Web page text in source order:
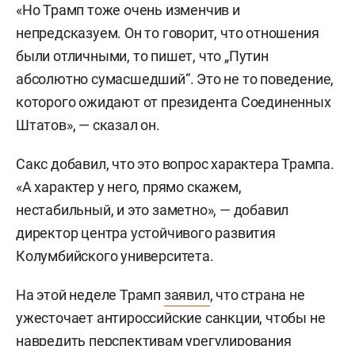
«Но Трамп тоже очень изменчив и
непредсказуем. Он то говорит, что отношения
были отличными, то пишет, что „Путин
абсолютно сумасшедший“. Это не то поведение,
которого ожидают от президента Соединенных
Штатов», — сказал он.
Сакс добавил, что это вопрос характера Трампа.
«А характер у него, прямо скажем,
нестабильный, и это заметно», — добавил
директор центра устойчивого развития
Колумбийского университета.
На этой неделе Трамп заявил, что страна не
ужесточает антироссийские санкции, чтобы не
навредить перспективам урегулирования